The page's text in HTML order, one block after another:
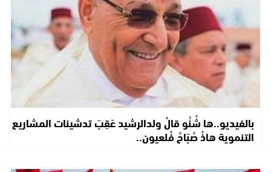
بالفيديو..ها شْنُو قالْ ولدالرشيد عَقِبَ تدشينات المشاريع
التنموية هاذْ صْبَاحْ فْلعيون..